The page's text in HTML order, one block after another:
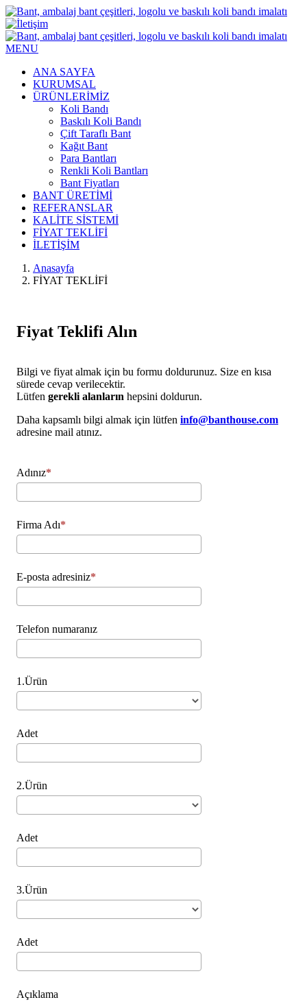
MENU
ANA SAYFA
KURUMSAL
ÜRÜNLERİMİZ
Koli Bandı
Baskılı Koli Bandı
Çift Taraflı Bant
Kağıt Bant
Para Bantları
Renkli Koli Bantları
Bant Fiyatları
BANT ÜRETİMİ
REFERANSLAR
KALİTE SİSTEMİ
FİYAT TEKLİFİ
İLETİŞİM
Anasayfa
FİYAT TEKLİFİ
Fiyat Teklifi Alın
Bilgi ve fiyat almak için bu formu doldurunuz. Size en kısa
sürede cevap verilecektir.
Lütfen gerekli alanların hepsini doldurun.
Daha kapsamlı bilgi almak için lütfen info@banthouse.com
adresine mail atınız.
Adınız
Firma Adı
E-posta adresiniz
Telefon numaranız
1.Ürün
Adet
2.Ürün
Adet
3.Ürün
Adet
Açıklama